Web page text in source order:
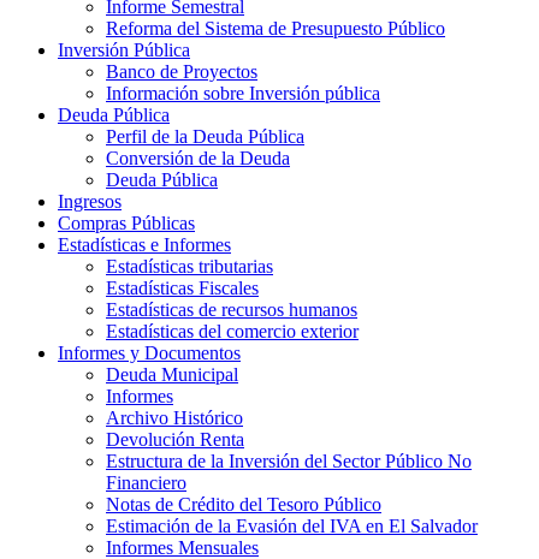
Informe Semestral
Reforma del Sistema de Presupuesto Público
Inversión Pública
Banco de Proyectos
Información sobre Inversión pública
Deuda Pública
Perfil de la Deuda Pública
Conversión de la Deuda
Deuda Pública
Ingresos
Compras Públicas
Estadísticas e Informes
Estadísticas tributarias
Estadísticas Fiscales
Estadísticas de recursos humanos
Estadísticas del comercio exterior
Informes y Documentos
Deuda Municipal
Informes
Archivo Histórico
Devolución Renta
Estructura de la Inversión del Sector Público No
Financiero
Notas de Crédito del Tesoro Público
Estimación de la Evasión del IVA en El Salvador
Informes Mensuales